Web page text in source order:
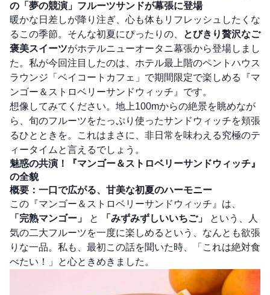
の「夢の競演」フルーツサンドが幕張に登場
暖かな日差しが降り注ぎ、心も体もリフレッシュしたくな
るこの季節。そんな初夏にぴったりの、
とびきり贅沢なご
褒美スイーツがホテルニューオータニ幕張から登場しまし
た。私が今回注目したのは、ホテル最上階のペントハウス
ラウンジ「ベイコートカフェ」で期間限定で楽しめる『マ
ンゴー＆ストロベリーサンドウィッチ』です。
想像してみてください。地上100mからの絶景を眺めなが
ら、旬のフルーツをたっぷり使ったサンドウィッチを頬張
るひとときを。これはまさに、非日常を味わえる究極のテ
ィータイムと言えるでしょう。
魅惑の共演！『マンゴー＆ストロベリーサンドウィッチ』
の全貌
概要：一口で広がる、甘美な初夏のハーモニー
この『マンゴー＆ストロベリーサンドウィッチ』は、
「完熟マンゴー」
と 「みずみずしいいちご」
という、人
気の二大フルーツを一度に楽しめるという、なんとも欲張
りな一品。私も、最初この話を聞いた時、「これは絶対食
べたい！」と心ときめきました。